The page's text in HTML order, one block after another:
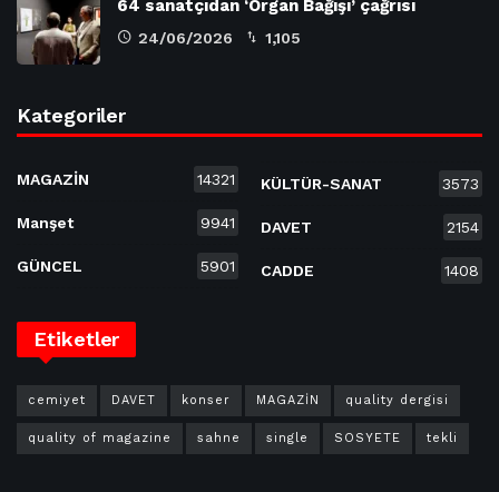
64 sanatçıdan ‘Organ Bağışı’ çağrısı
24/06/2026 1,105
Kategoriler
MAGAZİN 14321
Manşet 9941
GÜNCEL 5901
KÜLTÜR-SANAT 3573
DAVET 2154
CADDE 1408
Etiketler
cemiyet DAVET konser MAGAZİN quality dergisi
quality of magazine sahne single SOSYETE tekli